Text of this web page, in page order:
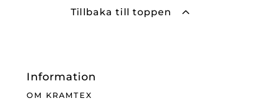
Tillbaka till toppen
Information
OM KRAMTEX